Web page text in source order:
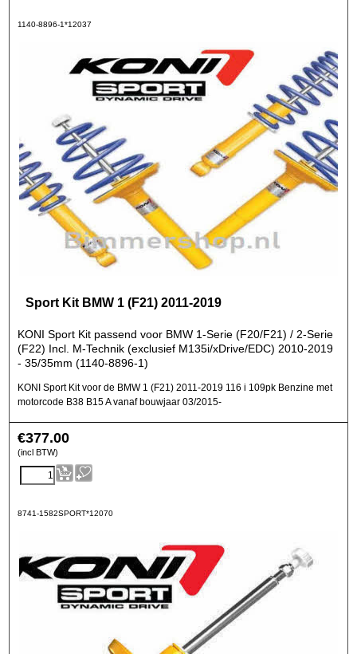
1140-8896-1*12037
Sport Kit BMW 1 (F21) 2011-2019
KONI Sport Kit passend voor BMW 1-Serie (F20/F21) / 2-Serie
(F22) Incl. M-Technik (exclusief M135i/xDrive/EDC) 2010-2019
- 35/35mm (1140-8896-1)
KONI Sport Kit voor de BMW 1 (F21) 2011-2019 116 i 109pk Benzine met
motorcode B38 B15 A vanaf bouwjaar 03/2015-
€377.00
(incl BTW)
8741-1582SPORT*12070